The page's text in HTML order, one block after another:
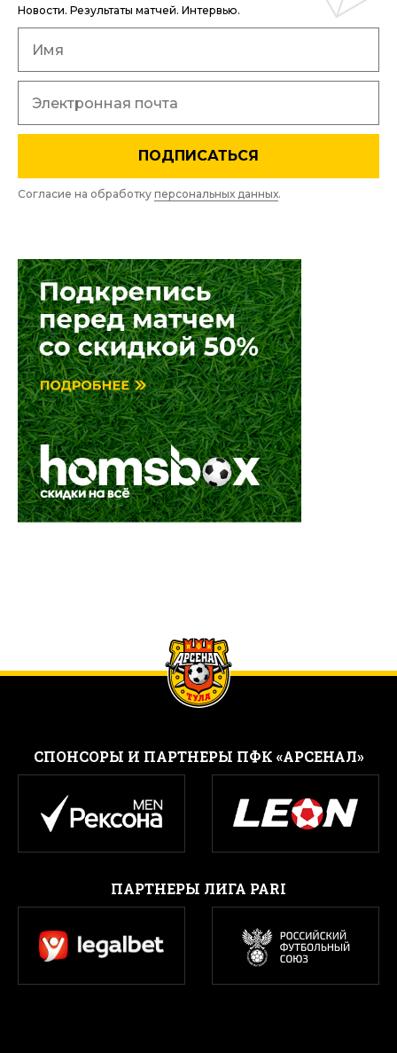
Новости. Результаты матчей. Интервью.
ПОДПИСАТЬСЯ
Согласие на обработку персональных данных.
CПОНСОРЫ И ПАРТНЕРЫ ПФК «АРСЕНАЛ»
ПАРТНЕРЫ ЛИГА PARI